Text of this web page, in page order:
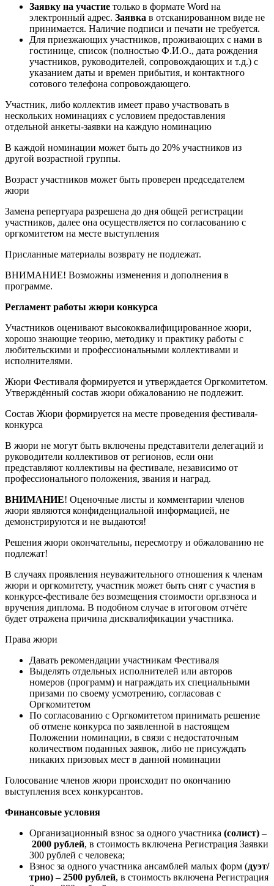
Заявку на участие только в формате Word на
электронный адрес. Заявка в отсканированном виде не
принимается. Наличие подписи и печати не требуется.
Для приезжающих участников, проживающих с нами в
гостинице, список (полностью Ф.И.О., дата рождения
участников, руководителей, сопровождающих и т.д.) с
указанием даты и времен прибытия, и контактного
сотового телефона сопровождающего.
Участник, либо коллектив имеет право участвовать в
нескольких номинациях с условием предоставления
отдельной анкеты-заявки на каждую номинацию
В каждой номинации может быть до 20% участников из
другой возрастной группы.
Возраст участников может быть проверен председателем
жюри
Замена репертуара разрешена до дня общей регистрации
участников, далее она осуществляется по согласованию с
оргкомитетом на месте выступления
Присланные материалы возврату не подлежат.
ВНИМАНИЕ! Возможны изменения и дополнения в
программе.
Регламент работы жюри конкурса
Участников оценивают высококвалифицированное жюри,
хорошо знающие теорию, методику и практику работы с
любительскими и профессиональными коллективами и
исполнителями.
Жюри Фестиваля формируется и утверждается Оргкомитетом.
Утверждённый состав жюри обжалованию не подлежит.
Состав Жюри формируется на месте проведения фестиваля-
конкурса
В жюри не могут быть включены представители делегаций и
руководители коллективов от регионов, если они
представляют коллективы на фестивале, независимо от
профессионального положения, звания и наград.
ВНИМАНИЕ! Оценочные листы и комментарии членов
жюри являются конфиденциальной информацией, не
демонстрируются и не выдаются!
Решения жюри окончательны, пересмотру и обжалованию не
подлежат!
В случаях проявления неуважительного отношения к членам
жюри и оргкомитету, участник может быть снят с участия в
конкурсе-фестивале без возмещения стоимости орг.взноса и
вручения диплома. В подобном случае в итоговом отчёте
будет отражена причина дисквалификации участника.
Права жюри
Давать рекомендации участникам Фестиваля
Выделять отдельных исполнителей или авторов
номеров (программ) и награждать их специальными
призами по своему усмотрению, согласовав с
Оргкомитетом
По согласованию с Оргкомитетом принимать решение
об отмене конкурса по заявленной в настоящем
Положении номинации, в связи с недостаточным
количеством поданных заявок, либо не присуждать
никаких призовых мест в данной номинации
Голосование членов жюри происходит по окончанию
выступления всех конкурсантов.
Финансовые условия
Организационный взнос за одного участника (солист) –
2000 рублей, в стоимость включена Регистрация Заявки
300 рублей с человека;
Взнос за одного участника ансамблей малых форм (дуэт/
трио) – 2500 рублей, в стоимость включена Регистрация